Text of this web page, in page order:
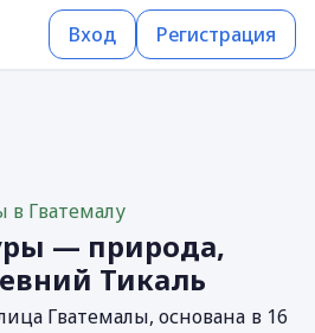
Вход Регистрация
Гватемалу
— природа,
Тикаль
Гватемалы, основана в 16